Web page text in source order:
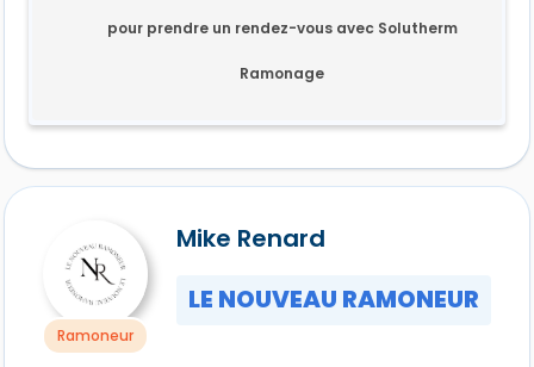
pour prendre un rendez-vous avec Solutherm
Ramonage
Ramoneur
Mike Renard
LE NOUVEAU RAMONEUR